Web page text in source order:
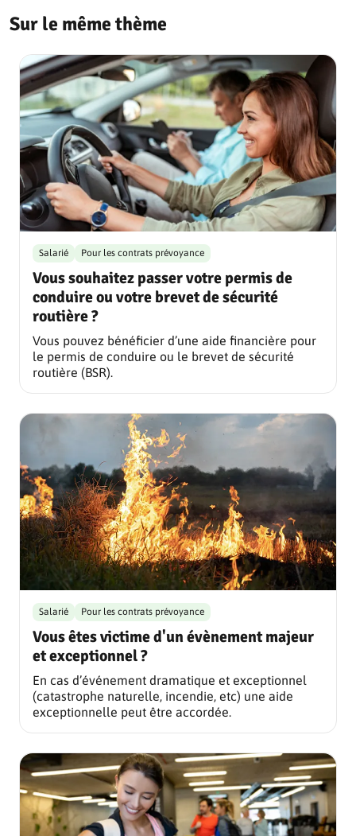
Sur le même thème
Vous souhaitez passer votre permis de
conduire ou votre brevet de sécurité
routière ?
Salarié Pour les contrats prévoyance
Vous pouvez bénéficier d’une aide financière pour
le permis de conduire ou le brevet de sécurité
routière (BSR).
Vous êtes victime d'un évènement majeur
et exceptionnel ?
Salarié Pour les contrats prévoyance
En cas d’événement dramatique et exceptionnel
(catastrophe naturelle, incendie, etc) une aide
exceptionnelle peut être accordée.